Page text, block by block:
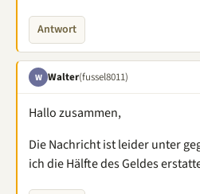
Antwort
W Walter(fussel8011)
Hallo zusammen,
Die Nachricht ist leider unter
ich die Hälfte des Geldes